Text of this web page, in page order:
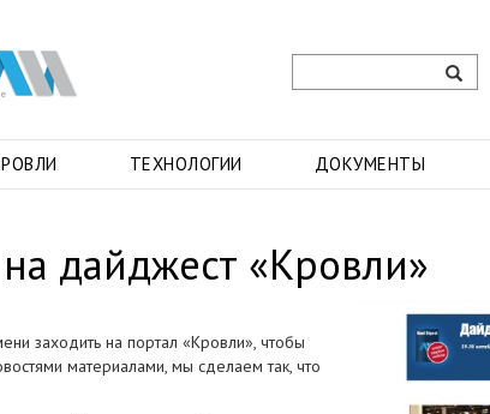
ТЕХНОЛОГИИ ДОКУМЕНТЫ
дайджест «Кровли»
заходить на портал «Кровли», чтобы
материалами, мы сделаем так, что